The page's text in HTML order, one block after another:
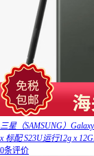
三星（SAMSUNG）
x 标配 S23U运行12g x
0条评价